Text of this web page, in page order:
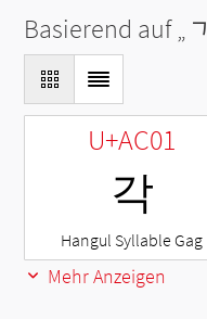
Basierend auf „ ᆨ
U+AC01
각
Hangul Syllable Gag
Mehr Anzeigen